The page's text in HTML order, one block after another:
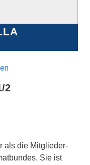
2
als die Mitglieder-
Sie ist